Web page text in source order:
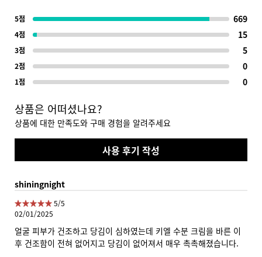
5점 669
4점 15
3점 5
2점 0
1점 0
상품은 어떠셨나요?
상품에 대한 만족도와 구매 경험을 알려주세요
사용 후기 작성
shiningnight
5 out of 5 stars.
5/5
02/01/2025
얼굴 피부가 건조하고 당김이 심하였는데 키엘 수분 크림을 바른 이
후 건조함이 전혀 없어지고 당김이 없어져서 매우 촉촉해졌습니다.